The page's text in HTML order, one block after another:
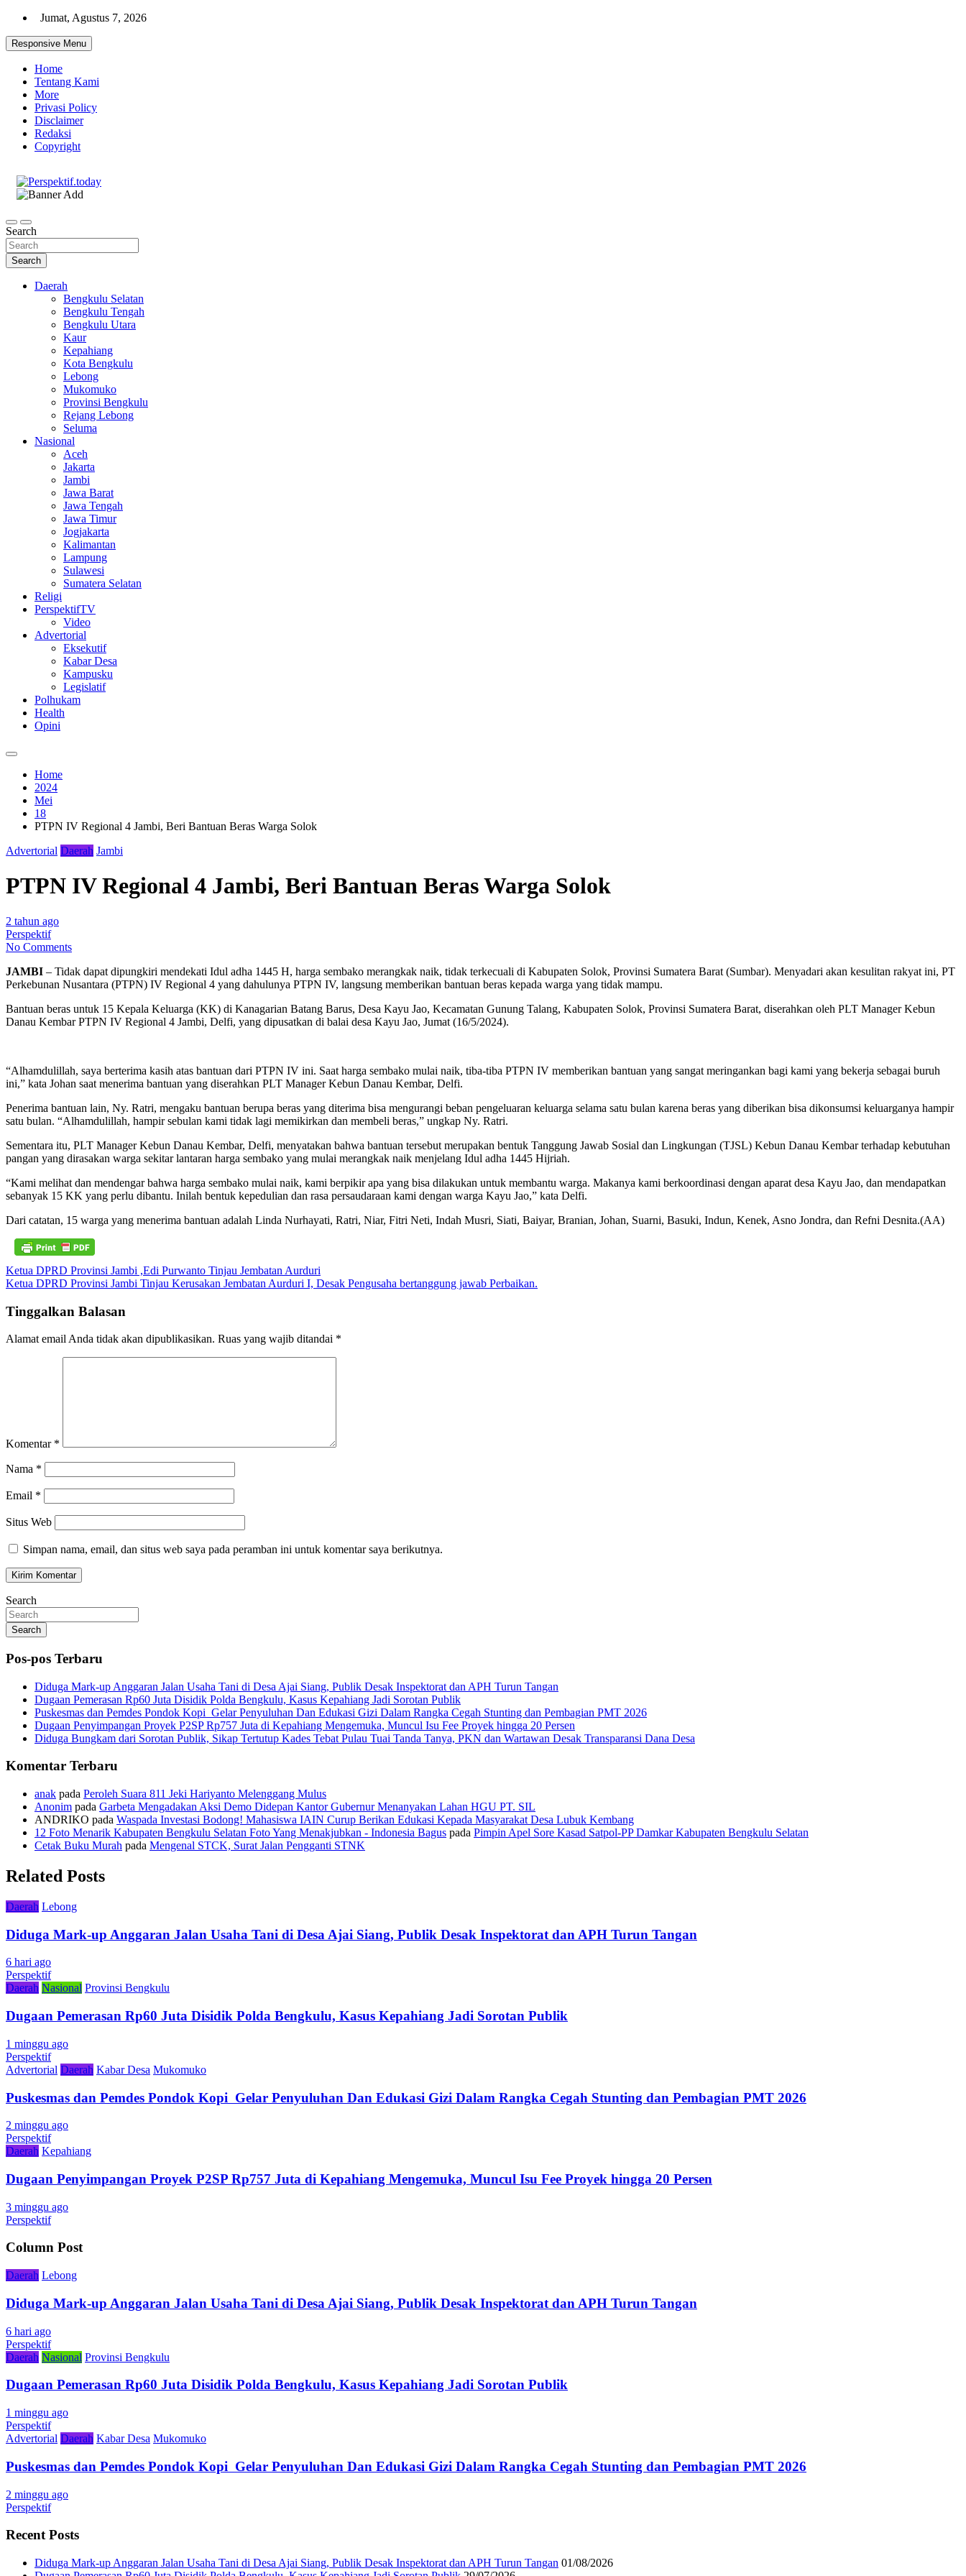
Skip
content
Jumat, Agustus 7, 2026
Responsive Menu
Home
Tentang Kami
More
Privasi Policy
Disclaimer
Redaksi
Copyright
Search
Search
Daerah
Bengkulu Selatan
Bengkulu Tengah
Bengkulu Utara
Kaur
Kepahiang
Kota Bengkulu
Lebong
Mukomuko
Provinsi Bengkulu
Rejang Lebong
Seluma
Nasional
Aceh
Jakarta
Jambi
Jawa Barat
Jawa Tengah
Jawa Timur
Jogjakarta
Kalimantan
Lampung
Sulawesi
Sumatera Selatan
Religi
PerspektifTV
Video
Advertorial
Eksekutif
Kabar Desa
Kampusku
Legislatif
Polhukam
Health
Opini
Home
2024
Mei
18
PTPN IV Regional 4 Jambi, Beri Bantuan Beras Warga Solok
Advertorial Daerah Jambi
PTPN IV Regional 4 Jambi, Beri Bantuan Beras Warga Solok
2 tahun ago
Perspektif
No Comments
JAMBI – Tidak dapat dipungkiri mendekati Idul adha 1445 H, harga sembako merangkak naik, tidak terkecuali di Kabupaten Solok, Provinsi Sumatera Barat (Sumbar). Menyadari akan kesulitan rakyat ini, PT
Perkebunan Nusantara (PTPN) IV Regional 4 yang dahulunya PTPN IV, langsung memberikan bantuan beras kepada warga yang tidak mampu.
Bantuan beras untuk 15 Kepala Keluarga (KK) di Kanagarian Batang Barus, Desa Kayu Jao, Kecamatan Gunung Talang, Kabupaten Solok, Provinsi Sumatera Barat, diserahkan oleh PLT Manager Kebun
Danau Kembar PTPN IV Regional 4 Jambi, Delfi, yang dipusatkan di balai desa Kayu Jao, Jumat (16/5/2024).
“Alhamdulillah, saya berterima kasih atas bantuan dari PTPN IV ini. Saat harga sembako mulai naik, tiba-tiba PTPN IV memberikan bantuan yang sangat meringankan bagi kami yang bekerja sebagai buruh
ini,” kata Johan saat menerima bantuan yang diserahkan PLT Manager Kebun Danau Kembar, Delfi.
Penerima bantuan lain, Ny. Ratri, mengaku bantuan berupa beras yang diterima bisa mengurangi beban pengeluaran keluarga selama satu bulan karena beras yang diberikan bisa dikonsumsi keluarganya hampir
satu bulan. “Alhamdulillah, hampir sebulan kami tidak lagi memikirkan dan membeli beras,” ungkap Ny. Ratri.
Sementara itu, PLT Manager Kebun Danau Kembar, Delfi, menyatakan bahwa bantuan tersebut merupakan bentuk Tanggung Jawab Sosial dan Lingkungan (TJSL) Kebun Danau Kembar terhadap kebutuhan
pangan yang dirasakan warga sekitar lantaran harga sembako yang mulai merangkak naik menjelang Idul adha 1445 Hijriah.
“Kami melihat dan mendengar bahwa harga sembako mulai naik, kami berpikir apa yang bisa dilakukan untuk membantu warga. Makanya kami berkoordinasi dengan aparat desa Kayu Jao, dan mendapatkan
sebanyak 15 KK yang perlu dibantu. Inilah bentuk kepedulian dan rasa persaudaraan kami dengan warga Kayu Jao,” kata Delfi.
Dari catatan, 15 warga yang menerima bantuan adalah Linda Nurhayati, Ratri, Niar, Fitri Neti, Indah Musri, Siati, Baiyar, Branian, Johan, Suarni, Basuki, Indun, Kenek, Asno Jondra, dan Refni Desnita.(AA)
Navigasi
pos
Ketua DPRD Provinsi Jambi ,Edi Purwanto Tinjau Jembatan Aurduri
Ketua DPRD Provinsi Jambi Tinjau Kerusakan Jembatan Aurduri I, Desak Pengusaha bertanggung jawab Perbaikan.
Tinggalkan Balasan
Alamat email Anda tidak akan dipublikasikan. Ruas yang wajib ditandai *
Komentar *
Nama *
Email *
Situs Web
Simpan nama, email, dan situs web saya pada peramban ini untuk komentar saya berikutnya.
Search
Search
Pos-pos Terbaru
Diduga Mark-up Anggaran Jalan Usaha Tani di Desa Ajai Siang, Publik Desak Inspektorat dan APH Turun Tangan
Dugaan Pemerasan Rp60 Juta Disidik Polda Bengkulu, Kasus Kepahiang Jadi Sorotan Publik
Puskesmas dan Pemdes Pondok Kopi Gelar Penyuluhan Dan Edukasi Gizi Dalam Rangka Cegah Stunting dan Pembagian PMT 2026
Dugaan Penyimpangan Proyek P2SP Rp757 Juta di Kepahiang Mengemuka, Muncul Isu Fee Proyek hingga 20 Persen
Diduga Bungkam dari Sorotan Publik, Sikap Tertutup Kades Tebat Pulau Tuai Tanda Tanya, PKN dan Wartawan Desak Transparansi Dana Desa
Komentar Terbaru
anak pada Peroleh Suara 811 Jeki Hariyanto Melenggang Mulus
Anonim pada Garbeta Mengadakan Aksi Demo Didepan Kantor Gubernur Menanyakan Lahan HGU PT. SIL
ANDRIKO pada Waspada Investasi Bodong! Mahasiswa IAIN Curup Berikan Edukasi Kepada Masyarakat Desa Lubuk Kembang
12 Foto Menarik Kabupaten Bengkulu Selatan Foto Yang Menakjubkan - Indonesia Bagus pada Pimpin Apel Sore Kasad Satpol-PP Damkar Kabupaten Bengkulu Selatan
Cetak Buku Murah pada Mengenal STCK, Surat Jalan Pengganti STNK
Related Posts
Daerah Lebong
Diduga Mark-up Anggaran Jalan Usaha Tani di Desa Ajai Siang, Publik Desak Inspektorat dan APH Turun Tangan
6 hari ago
Perspektif
Daerah Nasional Provinsi Bengkulu
Dugaan Pemerasan Rp60 Juta Disidik Polda Bengkulu, Kasus Kepahiang Jadi Sorotan Publik
1 minggu ago
Perspektif
Advertorial Daerah Kabar Desa Mukomuko
Puskesmas dan Pemdes Pondok Kopi Gelar Penyuluhan Dan Edukasi Gizi Dalam Rangka Cegah Stunting dan Pembagian PMT 2026
2 minggu ago
Perspektif
Daerah Kepahiang
Dugaan Penyimpangan Proyek P2SP Rp757 Juta di Kepahiang Mengemuka, Muncul Isu Fee Proyek hingga 20 Persen
3 minggu ago
Perspektif
Column Post
Daerah Lebong
Diduga Mark-up Anggaran Jalan Usaha Tani di Desa Ajai Siang, Publik Desak Inspektorat dan APH Turun Tangan
6 hari ago
Perspektif
Daerah Nasional Provinsi Bengkulu
Dugaan Pemerasan Rp60 Juta Disidik Polda Bengkulu, Kasus Kepahiang Jadi Sorotan Publik
1 minggu ago
Perspektif
Advertorial Daerah Kabar Desa Mukomuko
Puskesmas dan Pemdes Pondok Kopi Gelar Penyuluhan Dan Edukasi Gizi Dalam Rangka Cegah Stunting dan Pembagian PMT 2026
2 minggu ago
Perspektif
Recent Posts
Diduga Mark-up Anggaran Jalan Usaha Tani di Desa Ajai Siang, Publik Desak Inspektorat dan APH Turun Tangan 01/08/2026